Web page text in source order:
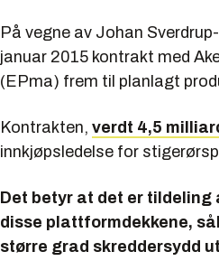
På vegne av Johan
januar 2015 kontrakt med
(EPma) frem til planlagt
Kontrakten, verdt 4,5
innkjøpsledelse for
Det betyr at det er
disse plattformdekkene,
større grad skreddersydd